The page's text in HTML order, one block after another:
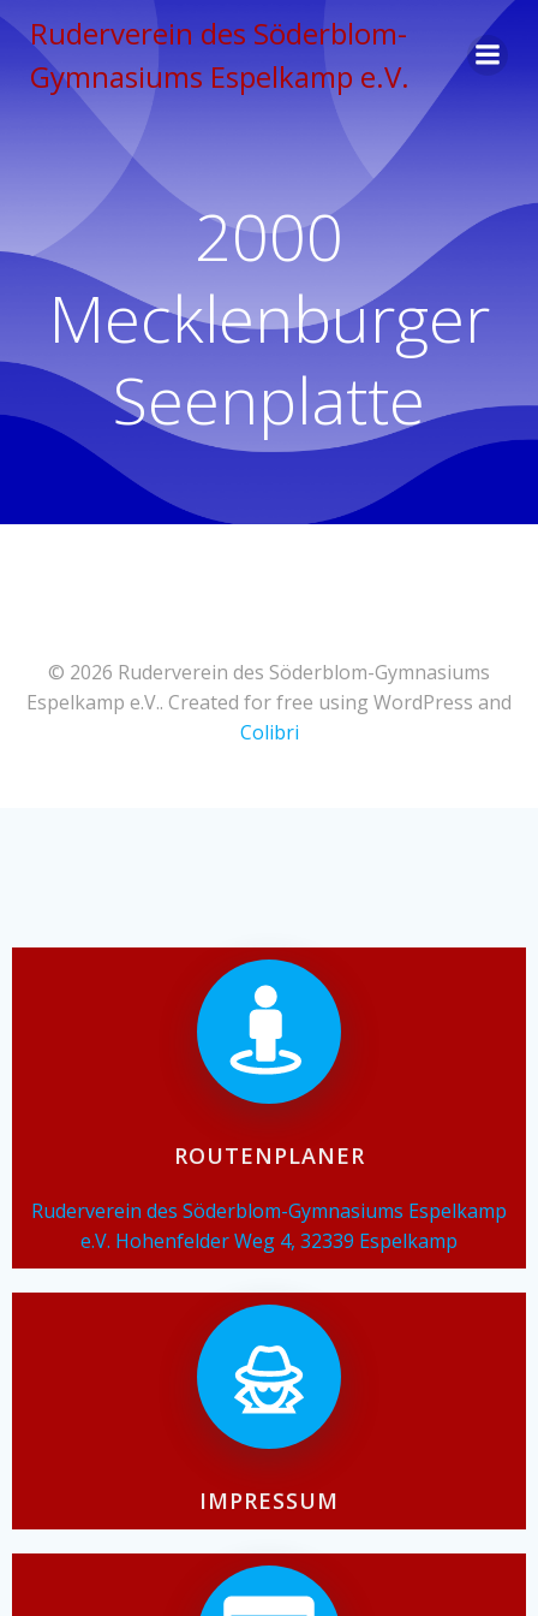
Inhalt
springen
Ruderverein des Söderblom-
Gymnasiums Espelkamp e.V.
2000
Mecklenburger
Seenplatte
© 2026 Ruderverein des Söderblom-Gymnasiums
Espelkamp e.V.. Created for free using WordPress and
Colibri
ROUTENPLANER
Ruderverein des Söderblom-Gymnasiums Espelkamp
e.V. Hohenfelder Weg 4, 32339 Espelkamp
IMPRESSUM